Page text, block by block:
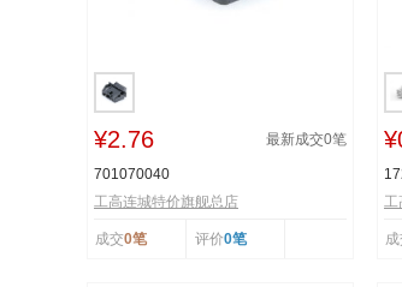
¥2.76 最新成交0笔
701070040
工高连城特价旗舰总店
成交0笔 评价0笔
工